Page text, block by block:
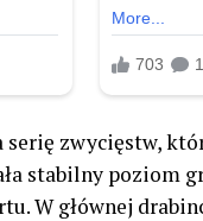
serię zwycięstw,
stabilny poziom
W głównej